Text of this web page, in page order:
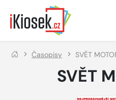
Přejít na hlavní obsah
Časopisy SVĚT
SVĚT